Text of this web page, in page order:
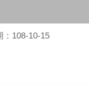
：108-10-15